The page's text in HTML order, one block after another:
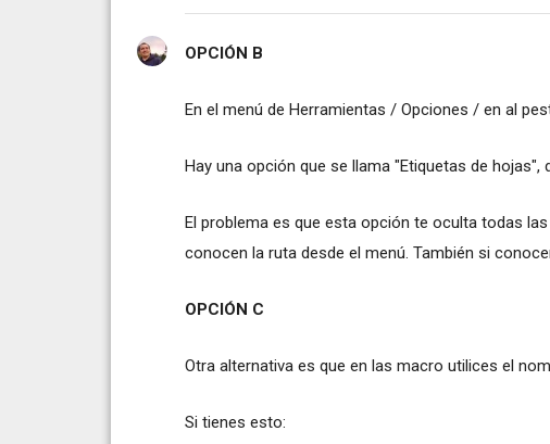
OPCIÓN B
En el menú de Herramientas / Opciones / en al
Hay una opción que se llama "Etiquetas de hojas",
El problema es que esta opción te oculta todas
conocen la ruta desde el menú. También si
OPCIÓN C
Otra alternativa es que en las macro utilices el
Si tienes esto: